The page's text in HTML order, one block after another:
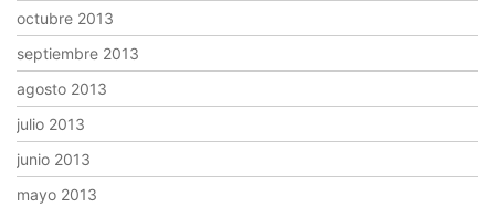
octubre 2013
septiembre 2013
agosto 2013
julio 2013
junio 2013
mayo 2013